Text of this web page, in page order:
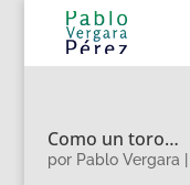
Como un toro…
por Pablo Vergara